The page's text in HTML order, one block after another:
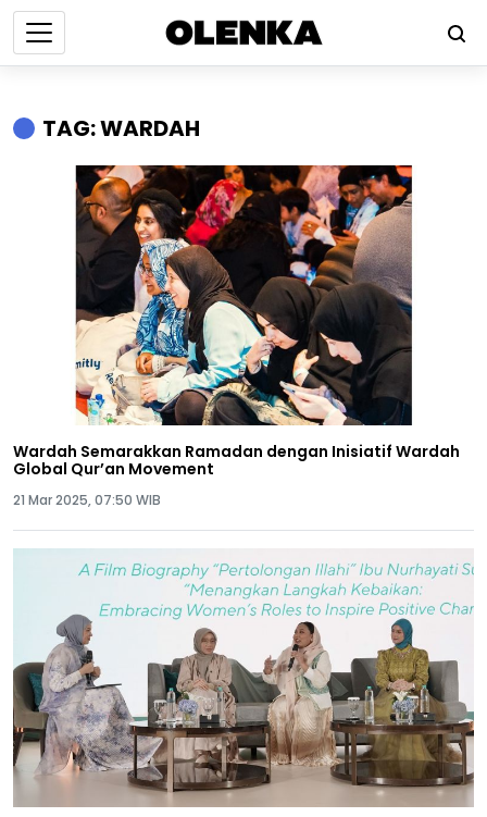
TAG: WARDAH
Wardah Semarakkan Ramadan dengan Inisiatif Wardah
Global Qur’an Movement
21 Mar 2025, 07:50 WIB